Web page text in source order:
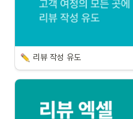
리뷰 작성 유도